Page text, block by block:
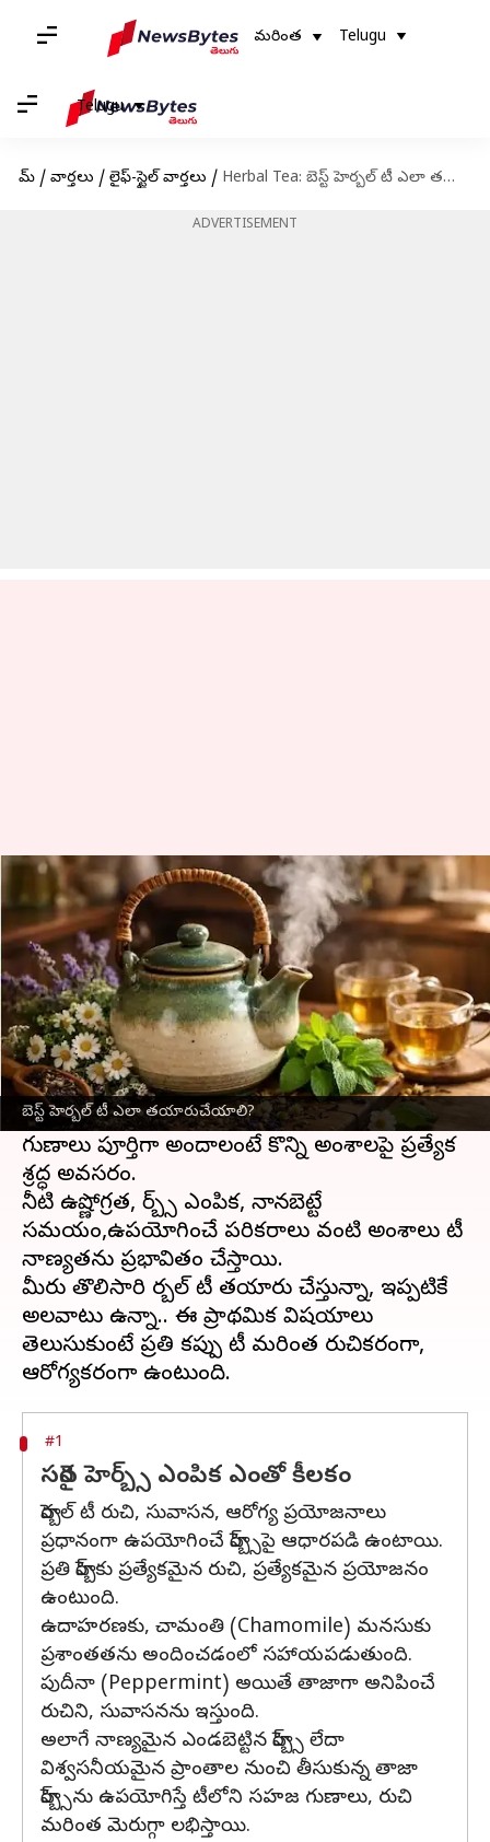
మరింత Telugu
Telugu
హోమ్ / వార్తలు / లైఫ్-స్టైల్ వార్తలు / Herbal Tea: బెస్ట్ హెర్బల్ టీ ఎలా తయారుచేయాలి?
ADVERTISEMENT
బెస్ట్ హెర్బల్ టీ ఎలా తయారుచేయాలి?
Herbal Tea: బెస్ట్ హెర్బల్ టీ ఎలా
తయారుచేయాలి?
వ్రాసిన వారు Sirish Praharaju Jul 07, 2026 02:41 pm
ఈ వార్తాకథనం ఏంటి
హెర్బల్ టీ తయారు చేయడం కూడా ఒక ప్రత్యేకమైన
కళే.
మంచి రుచి, సువాసనతో పాటు అందులోని ఔషధ
గుణాలు పూర్తిగా అందాలంటే కొన్ని అంశాలపై ప్రత్యేక
శ్రద్ధ అవసరం.
నీటి ఉష్ణోగ్రత, హెర్బ్స్ ఎంపిక, నానబెట్టే
సమయం,ఉపయోగించే పరికరాలు వంటి అంశాలు టీ
నాణ్యతను ప్రభావితం చేస్తాయి.
మీరు తొలిసారి హెర్బల్ టీ తయారు చేస్తున్నా, ఇప్పటికే
అలవాటు ఉన్నా.. ఈ ప్రాథమిక విషయాలు
తెలుసుకుంటే ప్రతి కప్పు టీ మరింత రుచికరంగా,
#1
సరైన హెర్బ్స్ ఎంపిక ఎంతో కీలకం
హెర్బల్ టీ రుచి, సువాసన, ఆరోగ్య ప్రయోజనాలు
ప్రధానంగా ఉపయోగించే హెర్బ్స్‌పై ఆధారపడి ఉంటాయి.
ప్రతి హెర్బ్‌కు ప్రత్యేకమైన రుచి, ప్రత్యేకమైన ప్రయోజనం
ఉంటుంది.
ఉదాహరణకు, చామంతి (Chamomile) మనసుకు
ప్రశాంతతను అందించడంలో సహాయపడుతుంది.
పుదీనా (Peppermint) అయితే తాజాగా అనిపించే
రుచిని, సువాసనను ఇస్తుంది.
అలాగే నాణ్యమైన ఎండబెట్టిన హెర్బ్స్ లేదా
విశ్వసనీయమైన ప్రాంతాల నుంచి తీసుకున్న తాజా
హెర్బ్స్‌ను ఉపయోగిస్తే టీలోని సహజ గుణాలు, రుచి
మరింత మెరుగ్గా లభిస్తాయి.